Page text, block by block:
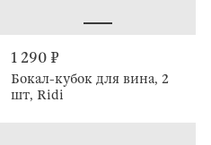
1 290 ₽
Бокал-кубок для вина, 2
шт, Ridi